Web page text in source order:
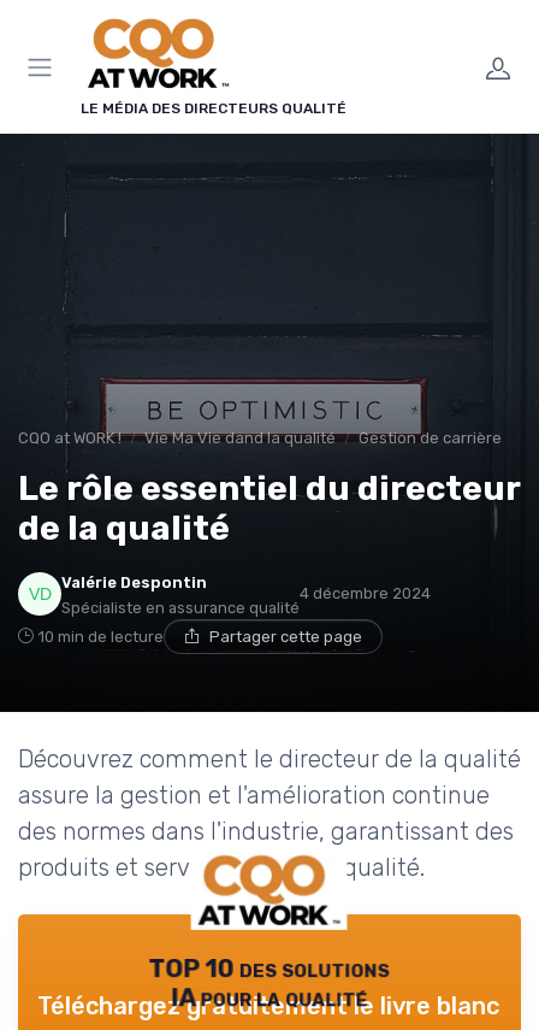
LE MÉDIA DES DIRECTEURS QUALITÉ
CQO at WORK ! Vie Ma Vie dand la qualité Gestion de carrière
Le rôle essentiel du directeur
de la qualité
Valérie Despontin
Spécialiste en assurance qualité
4 décembre 2024
10 min de lecture Partager cette page
Découvrez comment le directeur de la qualité
assure la gestion et l'amélioration continue
des normes dans l'industrie, garantissant des
produits et services de haute qualité.
TOP 10 des solutions
IA pour la qualité
Téléchargez gratuitement le livre blanc
Panneau de gestion des cookies